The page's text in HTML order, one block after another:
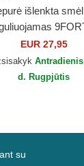
išlenkta
New York
MLB New
EUR 27,95
d. Rugpjūtis
su